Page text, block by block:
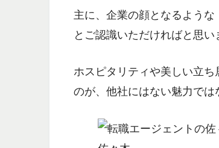
主に、 企業の顔となるよう
とご認識いただければと思い
ホスピタリティや美しい立
のが、他社にはない魅力では